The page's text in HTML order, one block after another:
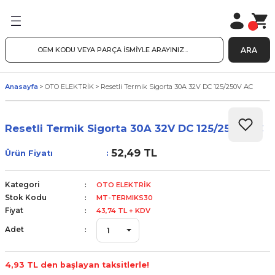
ARA
Anasayfa OTO ELEKTRİK Resetli Termik Sigorta 30A 32V DC 125/250V AC
Resetli Termik Sigorta 30A 32V DC 125/250V AC
Ürün Fiyatı 52,49 TL
Kategori OTO ELEKTRİK
Stok Kodu MT-TERMIKS30
Fiyat 43,74 TL + KDV
Adet
4,93 TL den başlayan taksitlerle!